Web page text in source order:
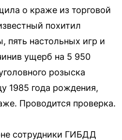
о краже из торговой
похитил
пять настольных игр и
ущерб на 5 950
розыска
1985 года рождения,
Проводится проверка.
сотрудники ГИБДД